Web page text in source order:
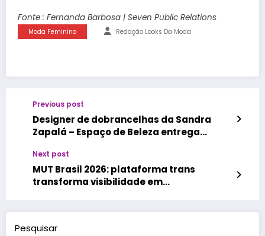
Fonte : Fernanda Barbosa | Seven Public Relations
Moda Feminina Redação Looks Da Moda
Previous post
Designer de dobrancelhas da Sandra
Zapalá – Espaço de Beleza entrega
Next post
MUT Brasil 2026: plataforma trans
transforma visibilidade em
Pesquisar